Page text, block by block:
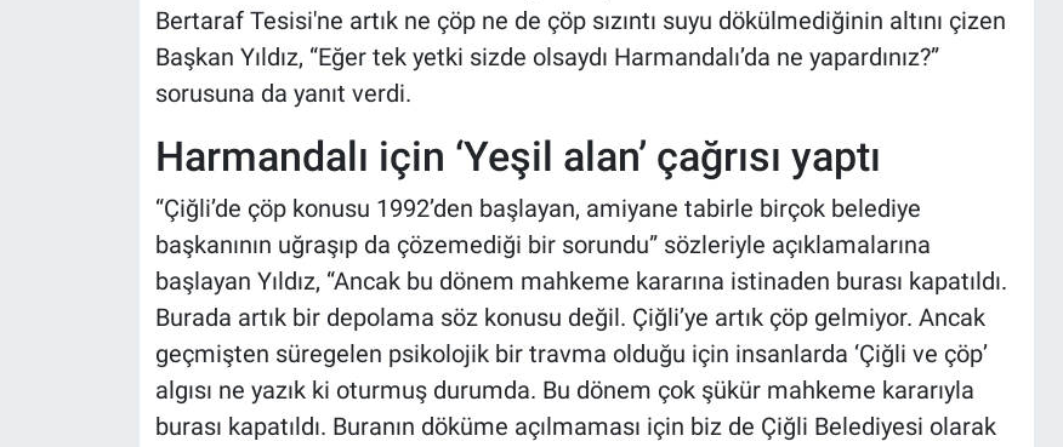
Bertaraf Tesisi'ne artık ne çöp ne de çöp sızıntı suyu dökülmediğinin altını çizen
Başkan Yıldız, “Eğer tek yetki sizde olsaydı Harmandalı’da ne yapardınız?”
sorusuna da yanıt verdi.
Harmandalı için ‘Yeşil alan’ çağrısı yaptı
“Çiğli’de çöp konusu 1992’den başlayan, amiyane tabirle birçok belediye
başkanının uğraşıp da çözemediği bir sorundu” sözleriyle açıklamalarına
başlayan Yıldız, “Ancak bu dönem mahkeme kararına istinaden burası kapatıldı.
Burada artık bir depolama söz konusu değil. Çiğli’ye artık çöp gelmiyor. Ancak
geçmişten süregelen psikolojik bir travma olduğu için insanlarda ‘Çiğli ve çöp’
algısı ne yazık ki oturmuş durumda. Bu dönem çok şükür mahkeme kararıyla
burası kapatıldı. Buranın döküme açılmaması için biz de Çiğli Belediyesi olarak